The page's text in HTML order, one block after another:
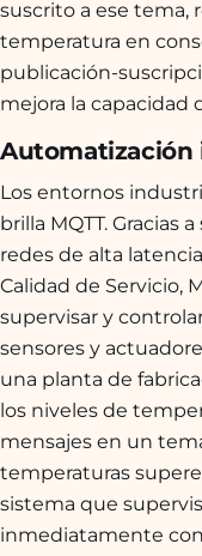
suscrito a ese tema,
temperatura en
publicación-
mejora la capacidad
Automatización
Los entornos
brilla MQTT. Gracias
redes de alta
Calidad de Servicio,
supervisar y
sensores y
una planta de
los niveles de
mensajes en un
temperaturas
sistema que
inmediatamente